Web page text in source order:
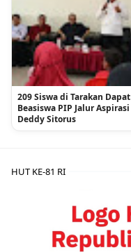
209 Siswa di Tarakan Dapat
Beasiswa PIP Jalur Aspirasi
Deddy Sitorus
HUT KE-81 RI